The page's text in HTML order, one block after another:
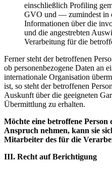
einschließlich Profiling
GVO und — zumindest in
Informationen über die
und die angestrebten
Verarbeitung für die
Ferner steht der betroffenen
ob personenbezogene Daten an
internationale Organisation
ist, so steht der betroffenen
Auskunft über die geeigneten
Übermittlung zu erhalten.
Möchte eine betroffene Person
Anspruch nehmen, kann sie
Mitarbeiter des für die
III. Recht auf Berichtigung